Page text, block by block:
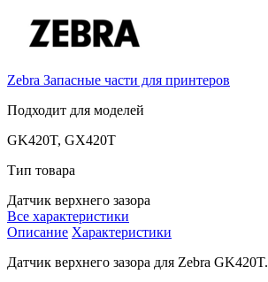
Zebra Запасные части для принтеров
Подходит для моделей
GK420T, GX420T
Тип товара
Датчик верхнего зазора
Все характеристики
Описание Характеристики
Датчик верхнего зазора для Zebra GK420T.